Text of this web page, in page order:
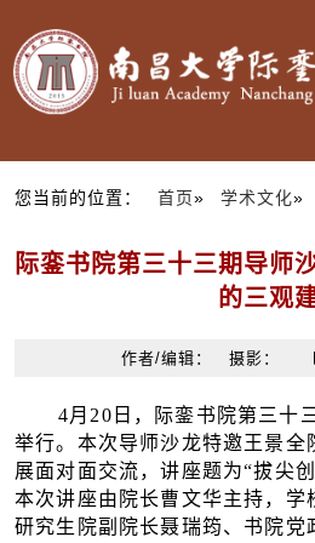
您当前的位置： 首页» 学术文化»
际銮书院第三十三期导
的三观
作者/编辑： 摄影：
4月20日，际銮书院第三十
举行。本次导师沙龙特邀王景全
展面对面交流，讲座题为“拔尖
本次讲座由院长曹文华主持，学
研究生院副院长聂瑞筠、书院党